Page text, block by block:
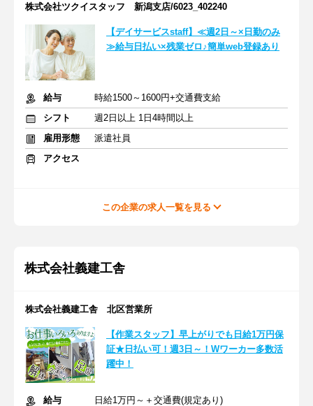
株式会社ツクイスタッフ 新潟支店/6023_402240
【デイサービスstaff】≪週2日～×日勤のみ
≫給与日払い×残業ゼロ♪簡単web登録あり
給与
時給1500～1600円+交通費支給
シフト
週2日以上 1日4時間以上
雇用形態
派遣社員
アクセス
この企業の求人一覧を見る
株式会社義建工舎
株式会社義建工舎 北区営業所
【作業スタッフ】早上がりでも日給1万円保
証★日払い可！週3日～！Wワーカー多数活
躍中！
給与
日給1万円～＋交通費(規定あり)